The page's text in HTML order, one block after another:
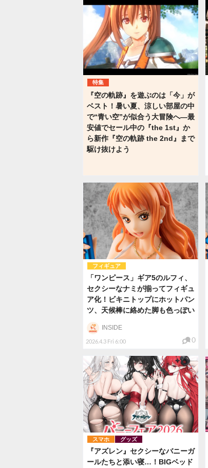
特集
『空の軌跡』を遊ぶのは「今」が
ベスト！暑い夏、涼しい部屋の中
で“青い空”が似合う大冒険へ―最
安値でセール中の『the 1st』か
ら新作『空の軌跡 the 2nd』まで
駆け抜けよう
フィギュア
「ワンピース」ギア5のルフィ、
セクシーなナミが揃ってフィギュ
ア化！ビキニトップにホットパン
ツ、天候棒に絡めた脚も色っぽい
2026.4.3 Fri 6:00
INSIDE
0
スマホ グッズ
『アズレン』セクシーなバニーガ
ールたちと添い寝…！BIGベッド